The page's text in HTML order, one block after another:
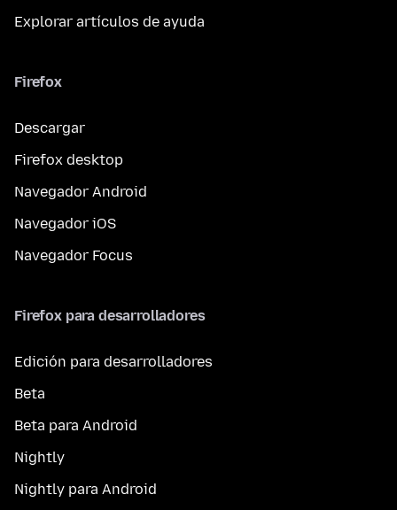
Explorar artículos de ayuda
Firefox
Descargar
Firefox desktop
Navegador Android
Navegador iOS
Navegador Focus
Firefox para desarrolladores
Edición para desarrolladores
Beta
Beta para Android
Nightly
Nightly para Android